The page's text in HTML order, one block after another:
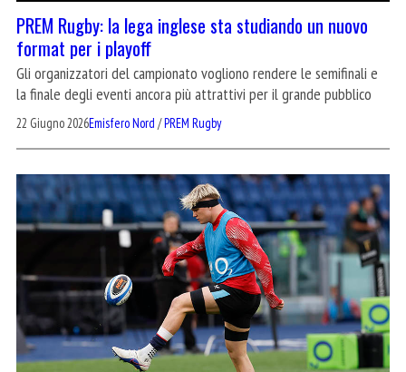
PREM Rugby: la lega inglese sta studiando un nuovo
format per i playoff
Gli organizzatori del campionato vogliono rendere le semifinali e
la finale degli eventi ancora più attrattivi per il grande pubblico
22 Giugno 2026Emisfero Nord /PREM Rugby